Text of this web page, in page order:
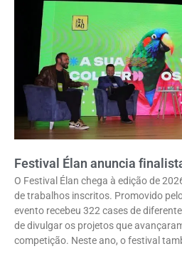
Festival Élan anuncia
O Festival Élan chega à edição de
de trabalhos inscritos. Promovido
evento recebeu 322 cases de
de divulgar os projetos que
competição. Neste ano, o festival